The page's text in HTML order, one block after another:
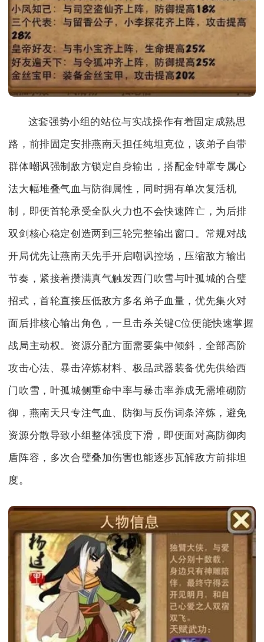
这套强势小组的站位与实战操作有着固定成熟思
路，前排固定安排燕南天担任纯坦克位，该弟子自带
群体嘲讽强制敌方锁定自身输出，搭配金钟罩专属心
法大幅堆叠气血与防御属性，同时拥有单次复活机
制，即便首轮承受全队火力也不会快速阵亡，为后排
双剑核心稳定创造两到三轮完整输出窗口。常规对战
开局优先让燕南天先手开启嘲讽控场，压缩敌方输出
节奏，紧接着攒满真气触发西门吹雪与叶孤城的合璧
招式，首轮直接压低敌方多名弟子血量，优先集火对
面后排核心输出角色，一旦击杀关键C位便能快速掌握
战局主动权。资源分配方面需要集中倾斜，全部高阶
攻击心法、暴击淬炼材料、极品武器装备优先供给西
门吹雪，叶孤城侧重命中率与暴击率养成无需堆砌防
御，燕南天只专注气血、防御与反伤词条淬炼，避免
资源分散导致小组整体强度下滑，即便面对高防御肉
盾阵容，多次合璧叠加伤害也能逐步瓦解敌方前排坦
度。